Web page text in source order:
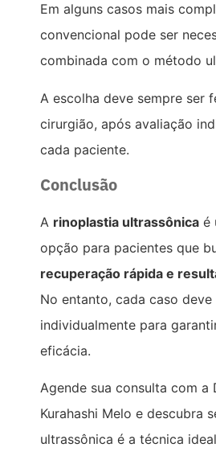
Em alguns casos mais
convencional pode ser
combinada com o método
A escolha deve sempre ser
cirurgião, após avaliação
cada paciente.
Conclusão
A rinoplastia ultrassônica é
opção para pacientes que
recuperação rápida e
No entanto, cada caso deve
individualmente para
eficácia.
Agende sua consulta com a
Kurahashi Melo e descubra
ultrassônica é a técnica